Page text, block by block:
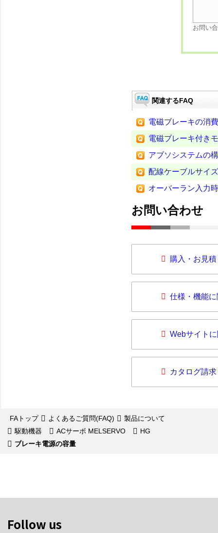
お問い
関連するFAQ
電磁ブレーキの消
電磁ブレーキ付き
アブソシステムの
配線ケーブルサイ
オーバーラン入力
お問い合わせ
購入・お見
仕様・機能
Webサイト
カタログ請求
FAトップ よくあるご質問(FAQ)
製品について
駆動機器
ACサーボ MELSERVO
HG
ブレーキ電源の容量
Follow us